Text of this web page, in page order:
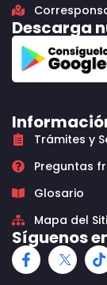
Descarga
Trámites y
Preguntas
Glosario
Mapa del
Síguenos